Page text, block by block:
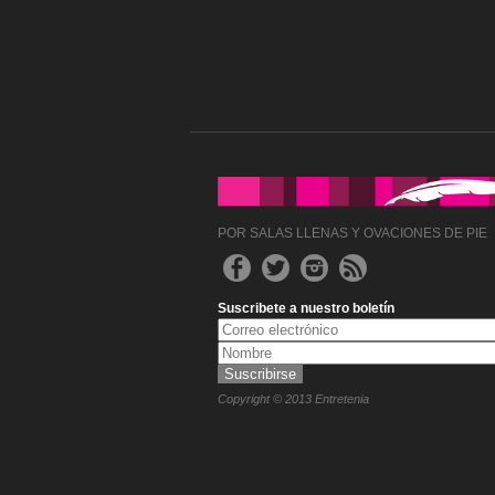
POR SALAS LLENAS Y OVACIONES DE PIE
Suscribete a nuestro boletín
Copyright © 2013 Entretenia